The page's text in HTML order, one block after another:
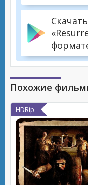
Похожие
HDRip